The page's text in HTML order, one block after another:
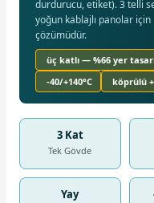
durdurucu, etiket). 3 telli
yoğun kablajlı panolar
çözümüdür.
üç katlı — %66 yer
-40/+140°C
köprülü
3 Kat
Tek Gövde
Yay